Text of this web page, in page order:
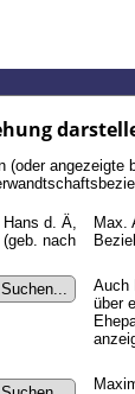
(oder angezeigte
d. Ä,
(geb. nach
Max.
Auch
über